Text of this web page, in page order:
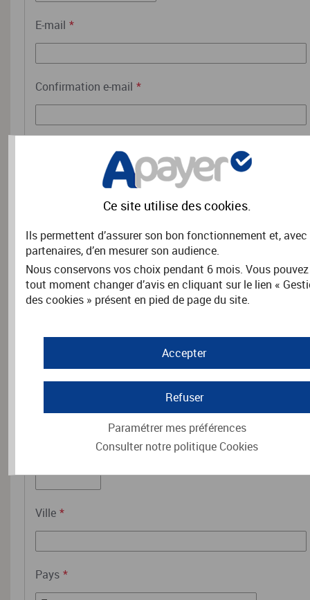
E-mail *
Confirmation e-mail *
RENSEIGNEMENTS COMPLÉMENTAIRES
Précisez les coordonnées de l'adhérent.
Nom *
Prénom *
*
Ville *
Pays *
Ce site utilise descookies.
Ils permettent d’assurer son bon fonctionnement et,
partenaires, d’en mesurer son audience.
Nous conservons vos choix pendant 6 mois. Vous
tout moment changer d’avis en cliquant sur le lien «
des cookies » présent en pied de page du site.
Accepter
Refuser
Paramétrer mes préférences
Consulter notre politique Cookies